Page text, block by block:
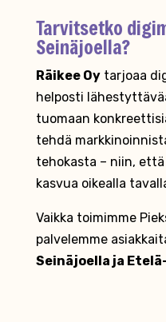
Tarvitsetko
Seinäjoella?
Räikee Oytarjoaa
helposti
tuomaan
tehdä
tehokasta – niin,
kasvua oikealla
Vaikka toimimme
palvelemme
Seinäjoella ja